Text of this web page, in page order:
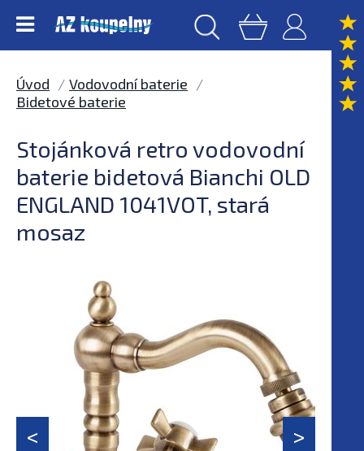
Úvod
Vodovodní baterie
Bidetové baterie
Stojánková retro vodovodní
baterie bidetová Bianchi OLD
ENGLAND 1041VOT, stará
mosaz